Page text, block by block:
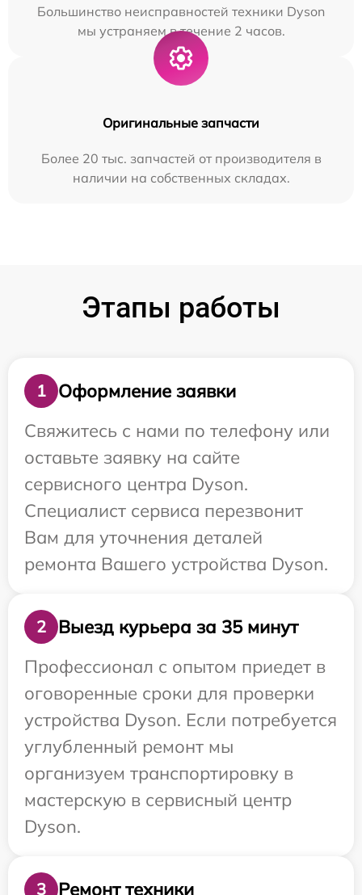
Большинство неисправностей техники Dyson
мы устраняем в течение 2 часов.
Оригинальные запчасти
Более 20 тыс. запчастей от производителя в
наличии на собственных складах.
Этапы работы
1
Оформление заявки
Свяжитесь с нами по телефону или
оставьте заявку на сайте
сервисного центра Dyson.
Специалист сервиса перезвонит
Вам для уточнения деталей
ремонта Вашего устройства Dyson.
2
Выезд курьера за 35 минут
Профессионал с опытом приедет в
оговоренные сроки для проверки
устройства Dyson. Если потребуется
углубленный ремонт мы
организуем транспортировку в
мастерскую в сервисный центр
Dyson.
3 Ремонт техники